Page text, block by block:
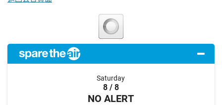
Saturday
8 / 8
NO ALERT